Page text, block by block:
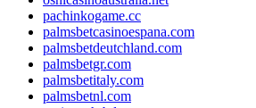
pachinkogame.cc
palmsbetcasinoespana.com
palmsbetdeutchland.com
palmsbetgr.com
palmsbetitaly.com
palmsbetnl.com